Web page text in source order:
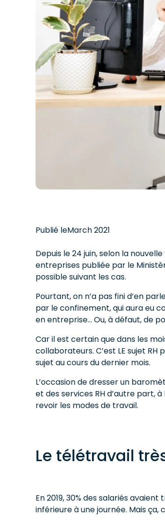
Publié leMarch 2021
Depuis le 24 juin, selon la
entreprises publiée par le
possible suivant les cas.
Pourtant, on n’a pas fini d’en
par le confinement, qui aura eu
en entreprise… Ou, à défaut, de
Car il est certain que dans les
collaborateurs. C’est LE sujet
sujet au cours du dernier mois.
L’occasion de dresser un
et des services RH d’autre part,
revoir les modes de travail.
Le télétravail
En 2019, 30% des salariés
inférieure à une journée. Mais ça,